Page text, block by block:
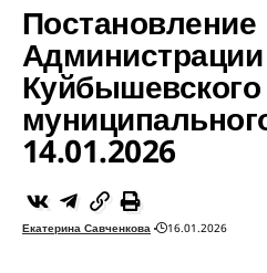
Постановление
Администрации
Куйбышевского
14.01.2026
Екатерина Савченкова 16.01.2026